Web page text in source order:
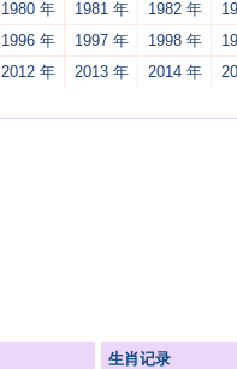
1980 年 1981 年 1982 年
1996 年 1997 年 1998 年
2012 年 2013 年 2014 年
生肖记录